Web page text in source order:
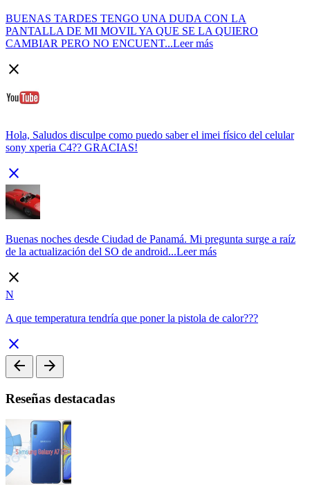
BUENAS TARDES TENGO UNA DUDA CON LA
PANTALLA DE MI MOVIL YA QUE SE LA QUIERO
CAMBIAR PERO NO ENCUENT...Leer más
close
Hola, Saludos disculpe como puedo saber el imei físico del celular
sony xperia C4?? GRACIAS!
close
Buenas noches desde Ciudad de Panamá. Mi pregunta surge a raíz
de la actualización del SO de android...Leer más
close
N
A que temperatura tendría que poner la pistola de calor???
close
arrow_back
arrow_forward
Reseñas destacadas